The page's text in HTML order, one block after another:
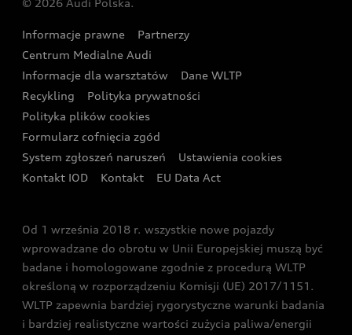
Wyszukaj najbliższego Partnera Audi
Oferta dla przedsiębiorców
Oferta dla klientów prywatnych
Kalkulator rat
Ubezpieczenie
Audi exclusive
Zasięg
Gwarancja
Akcje serwisowe Audi
Katalog online akcesoriów
Audi i Muzeum Sztuki Nowoczesnej w Warszawie
Audi driving experience
Audi quattro Cup
Audi i Puchar Świata w Skokach Narciarskich w
Zakopanem
© 2026 Audi Polska.
Informacje prawne
Partnerzy
Centrum Medialne Audi
Informacje dla warsztatów
Dane WLTP
Recykling
Polityka prywatności
Polityka plików cookies
Formularz cofnięcia zgód
System zgłoszeń naruszeń
Ustawienia cookies
Kontakt IOD
Kontakt EU Data Act
Od 1 września 2018 r. wszystkie nowe pojazdy
wprowadzane do obrotu w Unii Europejskiej muszą być
badane i homologowane zgodnie z procedurą WLTP
określoną w rozporządzeniu Komisji (UE) 2017/1151.
WLTP zapewnia bardziej rygorystyczne warunki badania
i bardziej realistyczne wartości zużycia paliwa/energii